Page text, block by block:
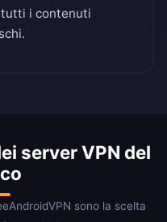
i contenuti
server VPN del
sono la scelta